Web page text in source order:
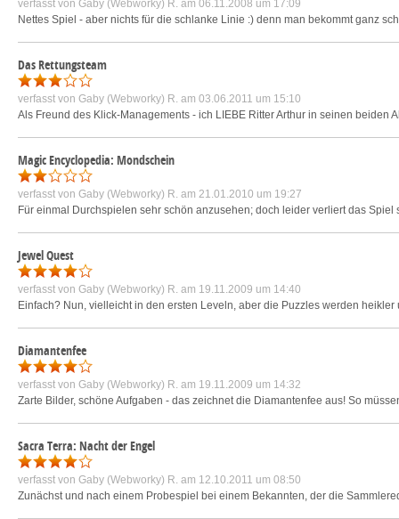
verfasst von Gaby (Webworky) R. am 06.11.2008 um 17:09
Nettes Spiel - aber nichts für die schlanke Linie :) denn man bekommt ganz
Das Rettungsteam
verfasst von Gaby (Webworky) R. am 03.06.2011 um 15:10
Als Freund des Klick-Managements - ich LIEBE Ritter Arthur in seinen
Magic Encyclopedia: Mondschein
verfasst von Gaby (Webworky) R. am 21.01.2010 um 19:27
Für einmal Durchspielen sehr schön anzusehen; doch leider verliert das
Jewel Quest
verfasst von Gaby (Webworky) R. am 19.11.2009 um 14:40
Einfach? Nun, vielleicht in den ersten Leveln, aber die Puzzles werden
Diamantenfee
verfasst von Gaby (Webworky) R. am 19.11.2009 um 14:32
Zarte Bilder, schöne Aufgaben - das zeichnet die Diamantenfee aus! So
Sacra Terra: Nacht der Engel
verfasst von Gaby (Webworky) R. am 12.10.2011 um 08:50
Zunächst und nach einem Probespiel bei einem Bekannten, der die